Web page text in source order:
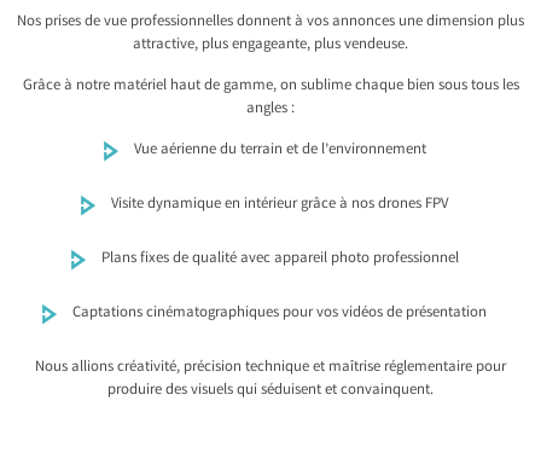
Nos prises de vue professionnelles donnent à vos annonces une dimension plus
attractive, plus engageante, plus vendeuse.
Grâce à notre matériel haut de gamme, on sublime chaque bien sous tous les
angles :
Vue aérienne du terrain et de l’environnement
Visite dynamique en intérieur grâce à nos drones FPV
Plans fixes de qualité avec appareil photo professionnel
Captations cinématographiques pour vos vidéos de présentation
Nous allions créativité, précision technique et maîtrise réglementaire pour
produire des visuels qui séduisent et convainquent.